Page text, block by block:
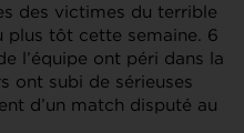
des victimes du terrible
plus tôt cette semaine. 6
l’équipe ont péri dans la
ont subi de sérieuses
d’un match disputé au